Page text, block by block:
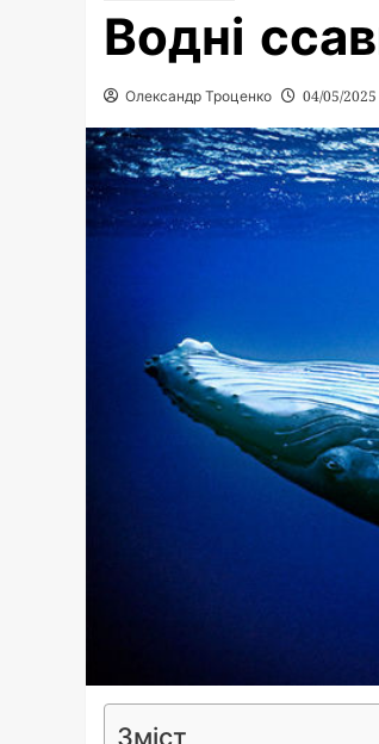
Водні
Олександр Троценко 04/05/2025
Зміст